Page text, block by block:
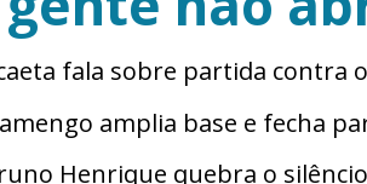
fala sobre partida contra
amplia base e fecha
Henrique quebra o